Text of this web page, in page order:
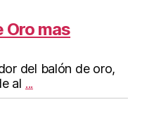
Oro mas
del balón de oro,
al ...